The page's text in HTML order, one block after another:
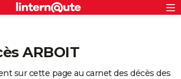
ARBOIT
sur cette page au carnet des décès des